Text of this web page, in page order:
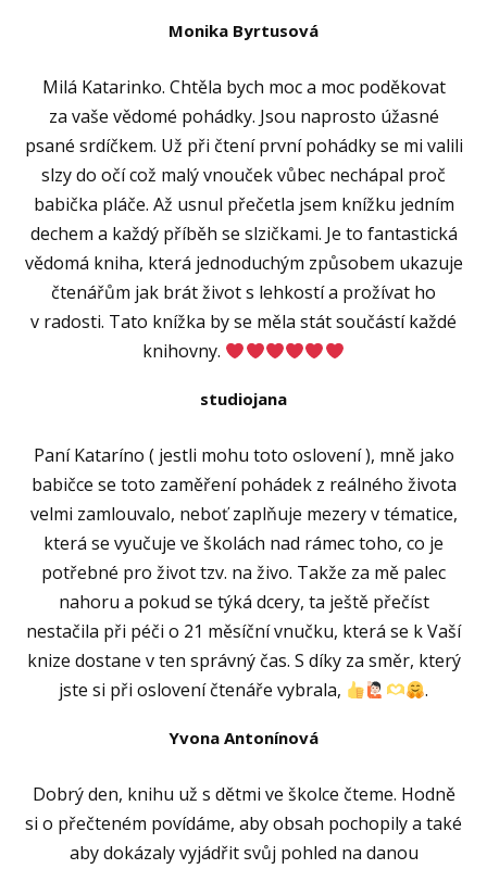
Monika Byrtusová
Milá Katarinko. Chtěla bych moc a moc poděkovat
za vaše vědomé pohádky. Jsou naprosto úžasné
psané srdíčkem. Už při čtení první pohádky se mi valili
slzy do očí což malý vnouček vůbec nechápal proč
babička pláče. Až usnul přečetla jsem knížku jedním
dechem a každý příběh se slzičkami. Je to fantastická
vědomá kniha, která jednoduchým způsobem ukazuje
čtenářům jak brát život s lehkostí a prožívat ho
v radosti. Tato knížka by se měla stát součástí každé
knihovny.
studiojana
Paní Kataríno ( jestli mohu toto oslovení ), mně jako
babičce se toto zaměření pohádek z reálného života
velmi zamlouvalo, neboť zaplňuje mezery v tématice,
která se vyučuje ve školách nad rámec toho, co je
potřebné pro život tzv. na živo. Takže za mě palec
nahoru a pokud se týká dcery, ta ještě přečíst
nestačila při péči o 21 měsíční vnučku, která se k Vaší
knize dostane v ten správný čas. S díky za směr, který
jste si při oslovení čtenáře vybrala,
.
Yvona Antonínová
Dobrý den, knihu už s dětmi ve školce čteme. Hodně
si o přečteném povídáme, aby obsah pochopily a také
aby dokázaly vyjádřit svůj pohled na danou